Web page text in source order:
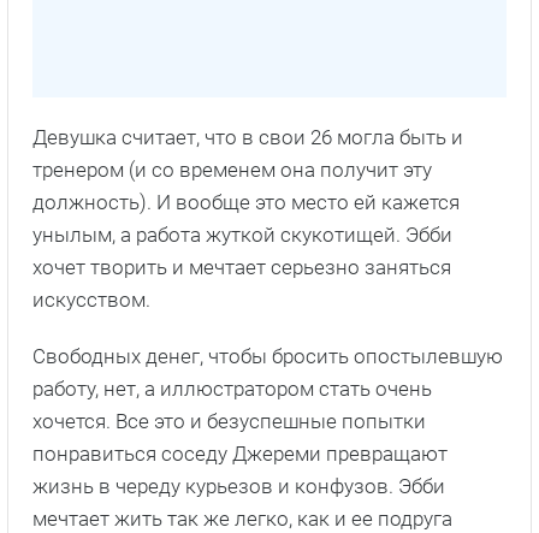
Девушка считает, что в свои 26 могла быть и
тренером (и со временем она получит эту
должность). И вообще это место ей кажется
унылым, а работа жуткой скукотищей. Эбби
хочет творить и мечтает серьезно заняться
искусством.
Свободных денег, чтобы бросить опостылевшую
работу, нет, а иллюстратором стать очень
хочется. Все это и безуспешные попытки
понравиться соседу Джереми превращают
жизнь в череду курьезов и конфузов. Эбби
мечтает жить так же легко, как и ее подруга